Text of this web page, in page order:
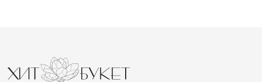
© 2024 Хит Букет